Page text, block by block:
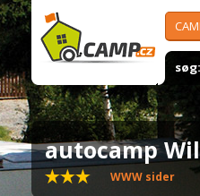
søg:
autocamp
WWW sider